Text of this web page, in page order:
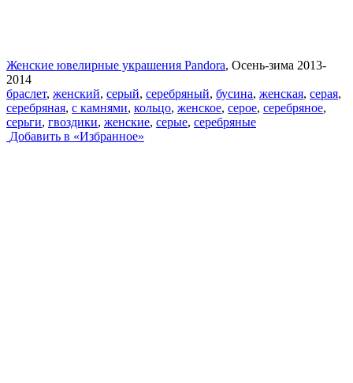
Женские ювелирные украшения Pandora, Осень-зима 2013-
2014
браслет, женский, серый, серебряный, бусина, женская, серая,
серебряная, с камнями, кольцо, женское, серое, серебряное,
серьги, гвоздики, женские, серые, серебряные
Добавить в «Избранное»